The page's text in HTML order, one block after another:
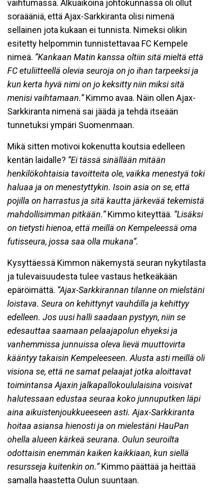
vaihtumassa. Alkuaikoina johtokunnassa oli ollut
soraääniä, että Ajax-Sarkkiranta olisi nimenä
sellainen jota kukaan ei tunnista. Nimeksi olikin
esitetty helpommin tunnistettavaa FC Kempele
nimeä. ”Kankaan Matin kanssa oltiin sitä mieltä että
FC etuliitteellä olevia seuroja on jo ihan tarpeeksi ja
kun kerta hyvä nimi on jo keksitty niin miksi sitä
menisi vaihtamaan.”Kimmo avaa. Näin ollen Ajax-
Sarkkiranta nimenä sai jäädä ja tehdä itseään
tunnetuksi ympäri Suomenmaan.
Mikä sitten motivoi kokenutta koutsia edelleen
kentän laidalle? ”Ei tässä sinällään mitään
henkilökohtaisia tavoitteita ole, vaikka menestyä toki
haluaa ja on menestyttykin. Isoin asia on se, että
pojilla on harrastus ja sitä kautta järkevää tekemistä
mahdollisimman pitkään.”Kimmo kiteyttää. ”Lisäksi
on tietysti hienoa, että meillä on Kempeleessä oma
futisseura, jossa saa olla mukana”.
Kysyttäessä Kimmon näkemystä seuran nykytilasta
ja tulevaisuudesta tulee vastaus hetkeäkään
epäröimättä. ”Ajax-Sarkkirannan tilanne on mielstäni
loistava. Seura on kehittynyt vauhdilla ja kehittyy
edelleen. Jos uusi halli saadaan pystyyn, niin se
edesauttaa saamaan pelaajapolun ehyeksi ja
vanhemmissa junnuissa oleva lievä muuttovirta
kääntyy takaisin Kempeleeseen. Alusta asti meillä oli
visiona se, että ne samat pelaajat jotka aloittavat
toimintansa Ajaxin jalkapallokoululaisina voisivat
halutessaan edustaa seuraa koko junnuputken läpi
aina aikuistenjoukkueeseen asti. Ajax-Sarkkiranta
hoitaa asiansa hienosti ja on mielestäni HauPan
ohella alueen kärkeä seurana. Oulun seuroilta
odottaisin enemmän kaiken kaikkiaan, kun siellä
resursseja kuitenkin on.”Kimmo päättää ja heittää
samalla haastetta Oulun suuntaan.